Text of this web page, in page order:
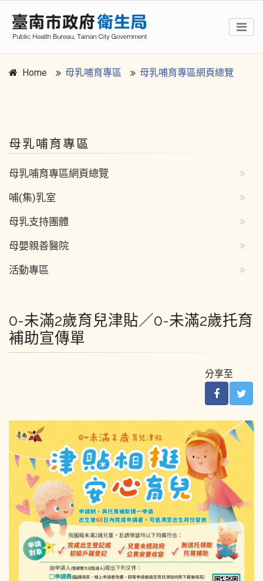
Home 母乳哺育專區 母乳哺育專區網頁總覽
母乳哺育專區
母乳哺育專區網頁總覽
哺(集)乳室
母乳支持團體
母嬰親善醫院
活動專區
0-未滿2歲育兒津貼／0-未滿2歲托育
補助宣傳單
分享至